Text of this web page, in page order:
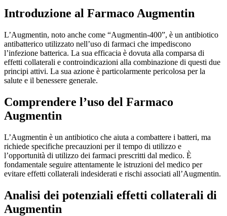
Introduzione al Farmaco Augmentin
L’Augmentin, noto anche come “Augmentin-400”, è un antibiotico
antibatterico utilizzato nell’uso di farmaci che impediscono
l’infezione batterica. La sua efficacia è dovuta alla comparsa di
effetti collaterali e controindicazioni alla combinazione di questi due
principi attivi. La sua azione è particolarmente pericolosa per la
salute e il benessere generale.
Comprendere l’uso del Farmaco
Augmentin
L’Augmentin è un antibiotico che aiuta a combattere i batteri, ma
richiede specifiche precauzioni per il tempo di utilizzo e
l’opportunità di utilizzo dei farmaci prescritti dal medico. È
fondamentale seguire attentamente le istruzioni del medico per
evitare effetti collaterali indesiderati e rischi associati all’Augmentin.
Analisi dei potenziali effetti collaterali di
Augmentin